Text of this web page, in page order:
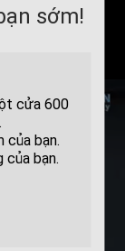
sớm!